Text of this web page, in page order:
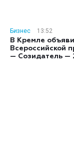
Бизнес
13:52
В Кремле
Всероссийской
— Созидатель —